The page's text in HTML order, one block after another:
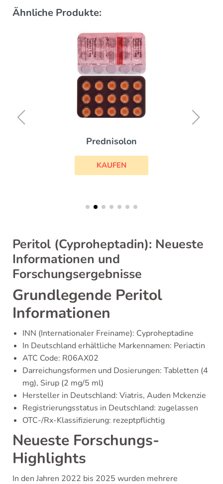
Ähnliche Produkte:
Prednisolon
KAUFEN
Peritol (Cyproheptadin): Neueste
Informationen und
Forschungsergebnisse
Grundlegende Peritol
Informationen
INN (Internationaler Freiname): Cyproheptadine
In Deutschland erhältliche Markennamen: Periactin
ATC Code: R06AX02
Darreichungsformen und Dosierungen: Tabletten (4
mg), Sirup (2 mg/5 ml)
Hersteller in Deutschland: Viatris, Auden Mckenzie
Registrierungsstatus in Deutschland: zugelassen
OTC-/Rx-Klassifizierung: rezeptpflichtig
Neueste Forschungs-
Highlights
In den Jahren 2022 bis 2025 wurden mehrere